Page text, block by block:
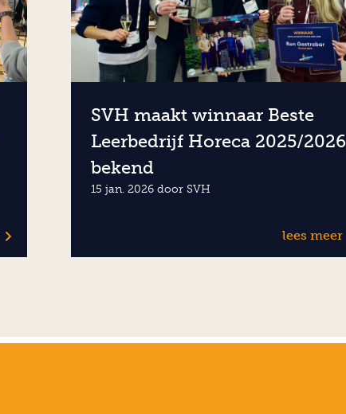
SVH maakt winnaar Beste
Leerbedrijf Horeca 2025/2026
bekend
15 jan. 2026 door SVH
lees meer